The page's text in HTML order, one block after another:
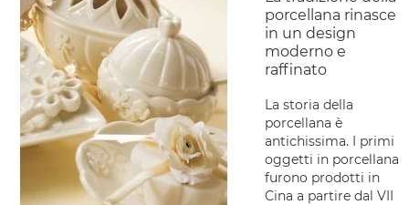
porcellana rinasce
in un design
moderno e
raffinato
La storia della
porcellana è
antichissima. I primi
oggetti in porcellana
furono prodotti in
Cina a partire dal VII